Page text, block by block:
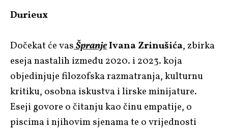
Durieux
Dočekat će vasŠpranjeIvana Zrinušića, zbirka
eseja nastalih između 2020. i 2023. koja
objedinjuje filozofska razmatranja, kulturnu
kritiku, osobna iskustva i lirske minijature.
Eseji govore o čitanju kao činu empatije, o
piscima i njihovim sjenama te o vrijednosti